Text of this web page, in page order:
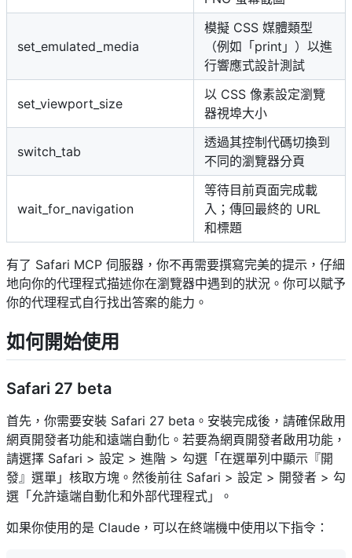
set_emulated_media
模擬 CSS 媒體類型
（例如「print」）以進
行響應式設計測試
set_viewport_size
以 CSS 像素設定瀏覽
器視埠大小
switch_tab
透過其控制代碼切換到
不同的瀏覽器分頁
wait_for_navigation
等待目前頁面完成載
入；傳回最終的 URL
和標題
有了 Safari MCP 伺服器，你不再需要撰寫完美的提示，仔細
地向你的代理程式描述你在瀏覽器中遇到的狀況。你可以賦予
你的代理程式自行找出答案的能力。
如何開始使用
Safari 27 beta
首先，你需要安裝 Safari 27 beta。安裝完成後，請確保啟用
網頁開發者功能和遠端自動化。若要為網頁開發者啟用功能，
請選擇 Safari > 設定 > 進階 > 勾選「在選單列中顯示『開
發』選單」核取方塊。然後前往 Safari > 設定 > 開發者 > 勾
選「允許遠端自動化和外部代理程式」。
如果你使用的是 Claude，可以在終端機中使用以下指令：